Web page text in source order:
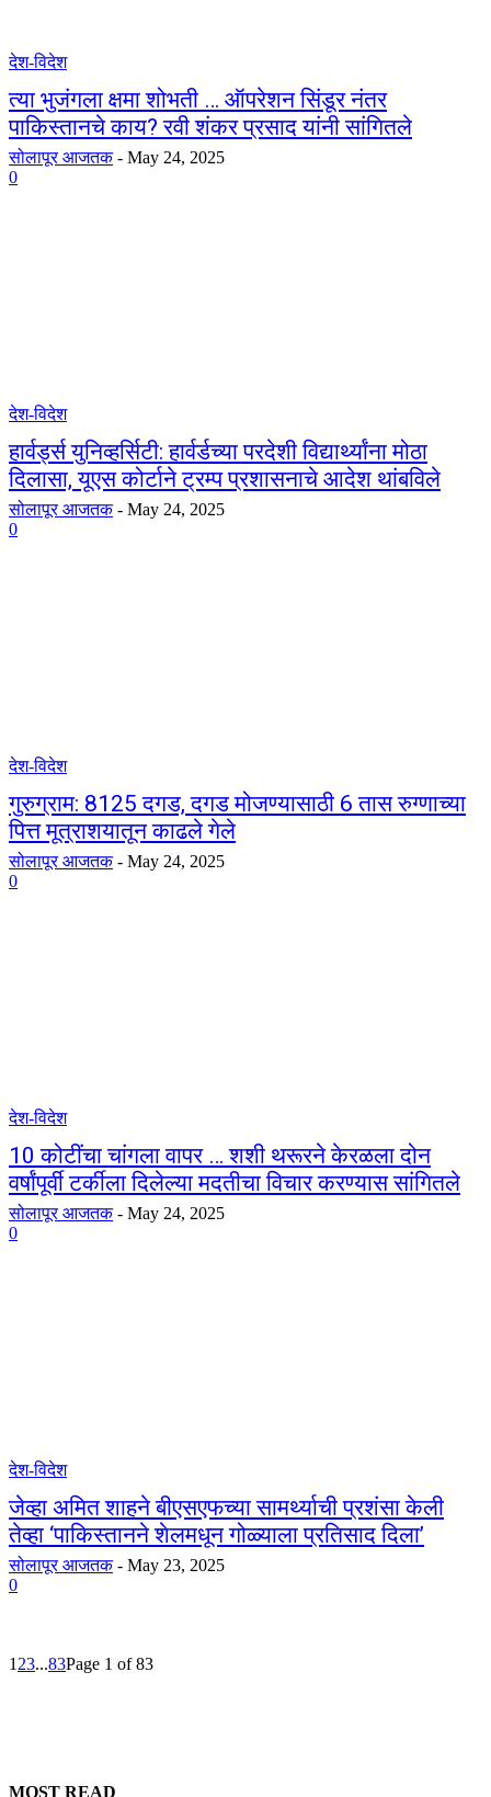
देश-विदेश
त्या भुजंगला क्षमा शोभती … ऑपरेशन सिंडूर नंतर
पाकिस्तानचे काय? रवी शंकर प्रसाद यांनी सांगितले
सोलापूर आजतक - May 24, 2025
0
देश-विदेश
हार्वर्ड्स युनिव्हर्सिटी: हार्वर्डच्या परदेशी विद्यार्थ्यांना मोठा
दिलासा, यूएस कोर्टाने ट्रम्प प्रशासनाचे आदेश थांबविले
सोलापूर आजतक - May 24, 2025
0
देश-विदेश
गुरुग्राम: 8125 दगड, दगड मोजण्यासाठी 6 तास रुग्णाच्या
पित्त मूत्राशयातून काढले गेले
सोलापूर आजतक - May 24, 2025
0
देश-विदेश
10 कोटींचा चांगला वापर … शशी थरूरने केरळला दोन
वर्षांपूर्वी टर्कीला दिलेल्या मदतीचा विचार करण्यास सांगितले
सोलापूर आजतक - May 24, 2025
0
देश-विदेश
जेव्हा अमित शाहने बीएसएफच्या सामर्थ्याची प्रशंसा केली
तेव्हा ‘पाकिस्तानने शेलमधून गोळ्याला प्रतिसाद दिला’
सोलापूर आजतक - May 23, 2025
0
1 23...83Page 1 of 83
MOST READ